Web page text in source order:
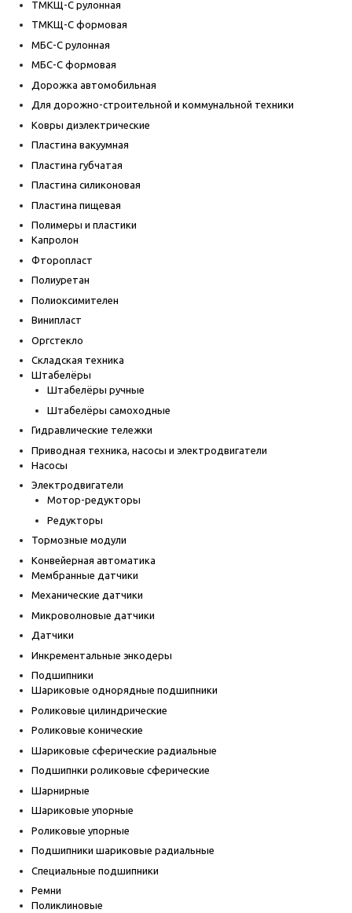
ТМКЩ-С рулонная
ТМКЩ-С формовая
МБС-С рулонная
МБС-С формовая
Дорожка автомобильная
Для дорожно-строительной и коммунальной техники
Ковры диэлектрические
Пластина вакуумная
Пластина губчатая
Пластина силиконовая
Пластина пищевая
Полимеры и пластики
Капролон
Фторопласт
Полиуретан
Полиоксимителен
Винипласт
Оргстекло
Складская техника
Штабелёры
Штабелёры ручные
Штабелёры самоходные
Гидравлические тележки
Приводная техника, насосы и электродвигатели
Насосы
Электродвигатели
Мотор-редукторы
Редукторы
Тормозные модули
Конвейерная автоматика
Мембранные датчики
Механические датчики
Микроволновые датчики
Датчики
Инкрементальные энкодеры
Подшипники
Шариковые однорядные подшипники
Роликовые цилиндрические
Роликовые конические
Шариковые сферические радиальные
Подшипнки роликовые сферические
Шарнирные
Шариковые упорные
Роликовые упорные
Подшипники шариковые радиальные
Специальные подшипники
Ремни
Поликлиновые